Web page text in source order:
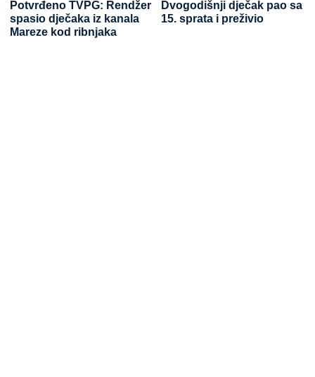
Potvrđeno TVPG: Rendžer
spasio dječaka iz kanala
Mareze kod ribnjaka
Dvogodišnji dječak pao sa
15. sprata i preživio